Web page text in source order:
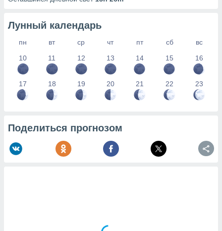
Лунный календарь
пн вт ср чт пт сб
вс
10
11 12 13 14 15 16
17 18 19 20 21 22 23
Поделиться прогнозом